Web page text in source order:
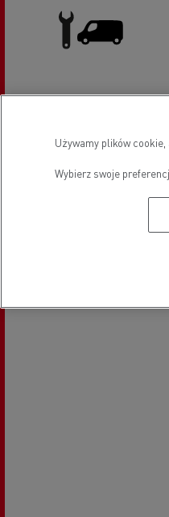
Pojazdy LCV serwis i
Lokalizacja
Używamy plików
Wybierz swoje